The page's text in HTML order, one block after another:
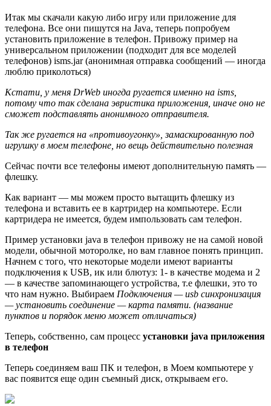
Итак мы скачали какую либо игру или приложение для
телефона. Все они пишутся на Java, теперь попробуем
установить приложение в телефон. Привожу пример на
универсальном приложении (подходит для все моделей
телефонов) isms.jar (анонимная отправка сообщений — иногда
люблю приколоться)
Кстати, у меня DrWeb иногда ругается именно на isms,
потому что так сделана эвристика приложения, иначе оно не
сможет подставлять анонимного отправителя.
Так же ругается на «противоугонку», замаскированную под
игрушку в моем телефоне, но вещь действительно полезная
Сейчас почти все телефоны имеют дополнительную память —
флешку.
Как вариант — мы можем просто вытащить флешку из
телефона и вставить ее в картридер на компьютере. Если
картридера не имеется, будем импользовать сам телефон.
Пример установки java в телефон привожу не на самой новой
модели, обычной моторолке, но вам главное понять принцип.
Начнем с того, что некоторые модели имеют варианты
подключения к USB, ик или блютуз: 1- в качестве модема и 2
— в качестве запоминающего устройства, т.е флешки, это то
что нам нужно. Выбираем Подключения — usb синхронизация
— установить соединение — карта памяти. (название
пунктов и порядок меню может отличаться)
Теперь, собственно, сам процесс установки java приложения
в телефон
Теперь соединяем ваш ПК и телефон, в Моем компьютере у
вас появится еще один съемный диск, открываем его.